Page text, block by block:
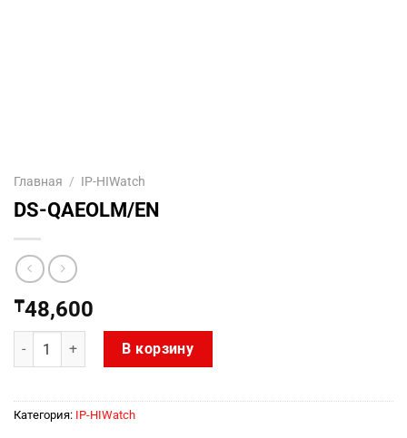
Главная / IP-HIWatch
DS-QAEOLM/EN
₸48,600
Количество товара DS-QAEOLM/EN
В корзину
Категория: IP-HIWatch